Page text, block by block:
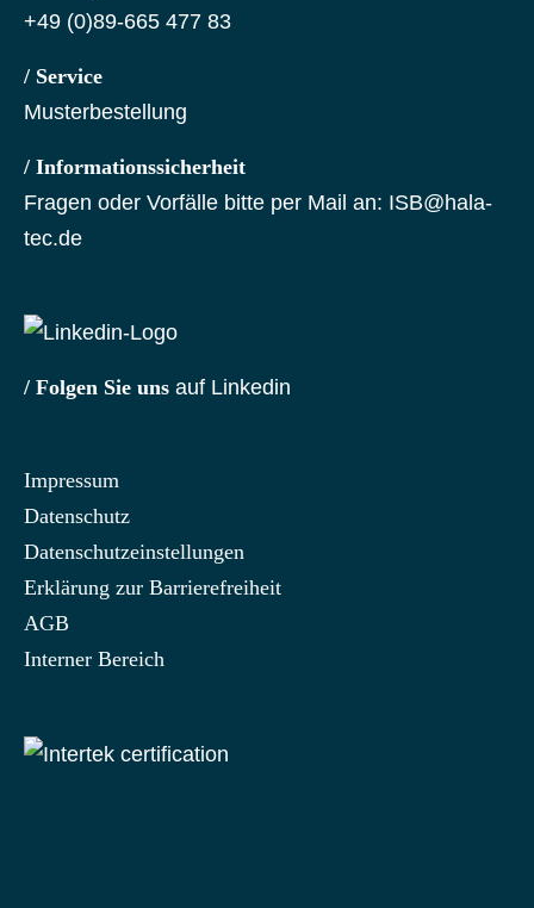
+49 (0)89-665 477 83
/ Service
Musterbestellung
/ Informationssicherheit
Fragen oder Vorfälle bitte per Mail an: ISB@hala-
tec.de
/ Folgen Sie uns auf Linkedin
Impressum
Datenschutz
Datenschutzeinstellungen
Erklärung zur Barrierefreiheit
AGB
Interner Bereich